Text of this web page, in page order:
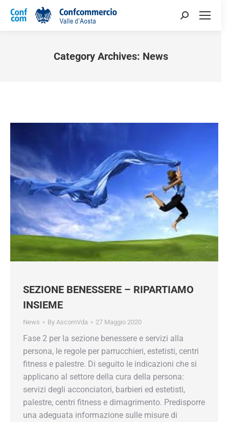
Category Archives: News
SEZIONE BENESSERE – RIPARTIAMO
INSIEME
News By AscomVda 27 Maggio 2020
Fase 2 per la sezione benessere e servizi alla
persona, le regole per parrucchieri, estetisti, centri
fitness e palestre. Di seguito le indicazioni che si
applicano al settore della cura della persona:
servizi degli acconciatori, barbieri ed estetisti,
palestre, centri fitness e dimagrimento. Predisporre
una adeguata informazione sulle misure di